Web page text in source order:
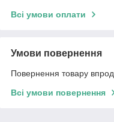
Всі умови оплати
Умови повернення
Повернення товару
Всі умови повернення